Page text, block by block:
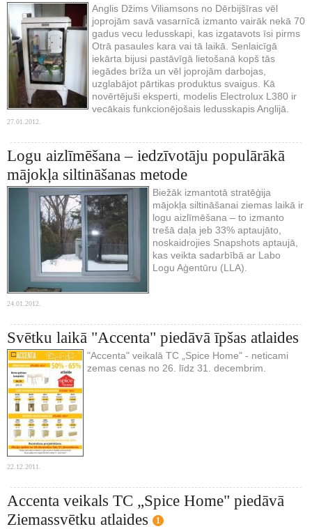
Anglis Džims Viliamsons no Dērbijšīras vēl
joprojām savā vasarnīcā izmanto vairāk nekā 70
gadus vecu ledusskapi, kas izgatavots īsi pirms
Otrā pasaules kara vai tā laikā. Senlaicīgā
iekārta bijusi pastāvīgā lietošanā kopš tās
iegādes brīža un vēl joprojām darbojas,
uzglabājot pārtikas produktus svaigus. Kā
novērtējuši eksperti, modelis Electrolux L380 ir
vecākais funkcionējošais ledusskapis Anglijā.
27.01.2012.
Logu aizlīmēšana – iedzīvotāju populārākā
mājokļa siltināšanas metode
Biežāk izmantotā stratēģija
mājokļa siltināšanai ziemas laikā ir
logu aizlīmēšana – to izmanto
trešā daļa jeb 33% aptaujāto,
noskaidrojies Snapshots aptaujā,
kas veikta sadarbībā ar Labo
Logu Aģentūru (LLA).
24.01.2012.
Svētku laikā "Accenta" piedāvā īpšas atlaides
"Accenta" veikalā TC „Spice Home" - neticami
zemas cenas no 26. līdz 31. decembrim.
22.12.2011.
Accenta veikals TC „Spice Home" piedāvā
Ziemassvētku atlaides
1